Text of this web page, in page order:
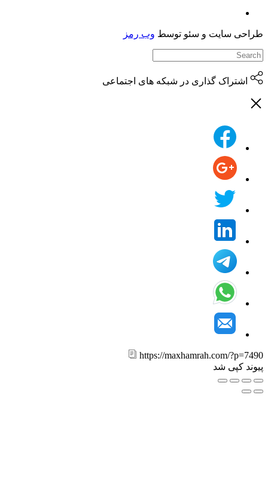
سایت و سئو توسطوب رمز
اشتراک گذاری در شبکه های اجتماعی
https://maxhamrah.com/
کپی شد